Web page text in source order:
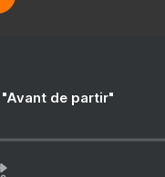
de partir"